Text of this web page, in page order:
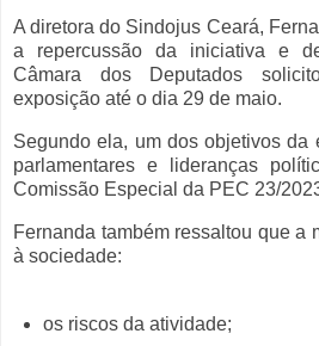
A diretora do Sindojus Ceará,
a repercussão da iniciativa e
Câmara dos Deputados
exposição até o dia 29 de maio.
Segundo ela, um dos objetivos da
parlamentares e lideranças
Comissão Especial da PEC 23/
Fernanda também ressaltou que a
à sociedade:
os riscos da atividade;